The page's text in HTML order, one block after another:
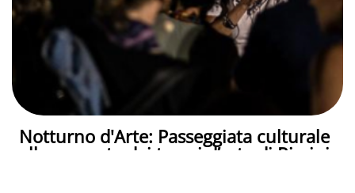
Notturno d'Arte: Passeggiata culturale
alla scoperta dei tesori d’arte di Rimini